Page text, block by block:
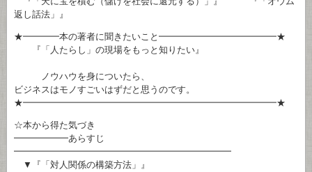
返し話法」』
★━━━━本の著者に聞きたいこと━━━━━━━━━━━━━★
『「人たらし」の現場をもっと知りたい』
ノウハウを身についたら、
ビジネスはモノすごいはずだと思うのです。
★━━━━━━━━━━━━━━━━━━━━━━━━━━━━★
☆本から得た気づき
━━━━━━あらすじ
━━━━━━━━━━━━━━━━━━━━━━━━
▼『「対人関係の構築方法」』